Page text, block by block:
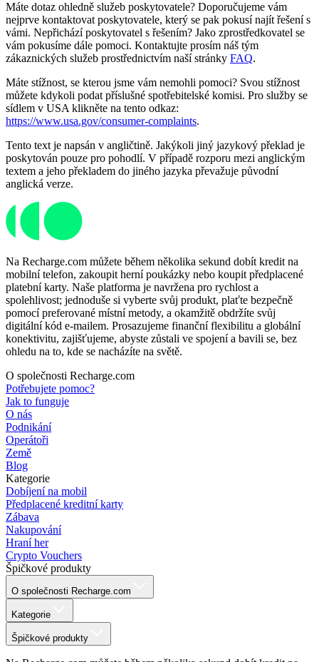
Máte dotaz ohledně služeb poskytovatele? Doporučujeme vám
nejprve kontaktovat poskytovatele, který se pak pokusí najít řešení s
vámi. Nepřichází poskytovatel s řešením? Jako zprostředkovatel se
vám pokusíme dále pomoci. Kontaktujte prosím náš tým
zákaznických služeb prostřednictvím naší stránky FAQ.
Máte stížnost, se kterou jsme vám nemohli pomoci? Svou stížnost
můžete kdykoli podat příslušné spotřebitelské komisi. Pro služby se
sídlem v USA klikněte na tento odkaz:
https://www.usa.gov/consumer-complaints.
Tento text je napsán v angličtině. Jakýkoli jiný jazykový překlad je
poskytován pouze pro pohodlí. V případě rozporu mezi anglickým
textem a jeho překladem do jiného jazyka převažuje původní
anglická verze.
Na Recharge.com můžete během několika sekund dobít kredit na
mobilní telefon, zakoupit herní poukázky nebo koupit předplacené
platební karty. Naše platforma je navržena pro rychlost a
spolehlivost; jednoduše si vyberte svůj produkt, plaťte bezpečně
pomocí preferované místní metody, a okamžitě obdržíte svůj
digitální kód e-mailem. Prosazujeme finanční flexibilitu a globální
konektivitu, zajišťujeme, abyste zůstali ve spojení a bavili se, bez
ohledu na to, kde se nacházíte na světě.
O společnosti Recharge.com
Potřebujete pomoc?
Jak to funguje
O nás
Podnikání
Operátoři
Země
Blog
Kategorie
Dobíjení na mobil
Předplacené kreditní karty
Zábava
Nakupování
Hraní her
Crypto Vouchers
Špičkové produkty
O společnosti Recharge.com
Kategorie
Špičkové produkty